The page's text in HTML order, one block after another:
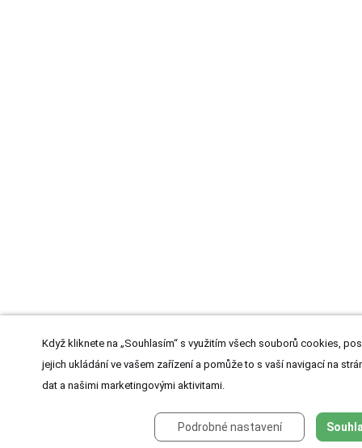
Když kliknete na „Souhlasím“ s využitím všech souborů cookies,
jejich ukládání ve vašem zařízení a pomůže to s vaší navigací na
dat a našimi marketingovými aktivitami.
Podrobné nastavení